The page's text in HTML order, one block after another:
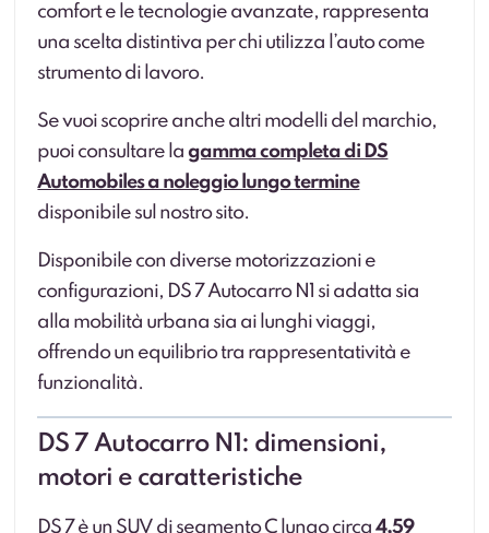
comfort e le tecnologie avanzate, rappresenta
una scelta distintiva per chi utilizza l’auto come
strumento di lavoro.
Se vuoi scoprire anche altri modelli del marchio,
puoi consultare lagamma completa di DS
Automobiles a noleggio lungo termine
disponibile sul nostro sito.
Disponibile con diverse motorizzazioni e
configurazioni, DS 7 Autocarro N1 si adatta sia
alla mobilità urbana sia ai lunghi viaggi,
offrendo un equilibrio tra rappresentatività e
funzionalità.
DS 7 Autocarro N1: dimensioni,
motori e caratteristiche
DS 7 è un SUV di segmento C lungo circa4,59